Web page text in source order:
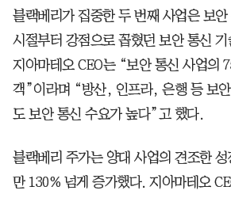
블랙베리가 집중한 두 번째 사업은 보
시절부터 강점으로 꼽혔던 보안 통신
지아마테오 CEO는 “보안 통신 사업의
객”이라며 “방산, 인프라, 은행 등 보
도 보안 통신 수요가 높다”고 했다.
블랙베리 주가는 양대 사업의 견조한 성
만 130% 넘게 증가했다. 지아마테오